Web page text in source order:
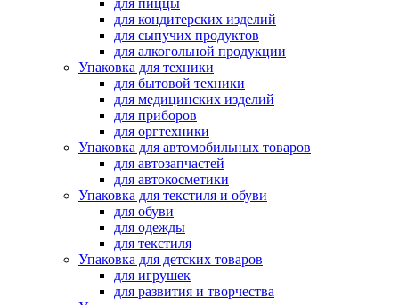
для пиццы
для кондитерских изделий
для сыпучих продуктов
для алкогольной продукции
Упаковка для техники
для бытовой техники
для медицинских изделий
для приборов
для оргтехники
Упаковка для автомобильных товаров
для автозапчастей
для автокосметики
Упаковка для текстиля и обуви
для обуви
для одежды
для текстиля
Упаковка для детских товаров
для игрушек
для развития и творчества